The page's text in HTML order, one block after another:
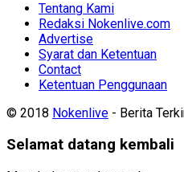
Tentang Kami
Redaksi Nokenlive.com
Advertise
Syarat dan Ketentuan
Contact
Ketentuan Penggunaan
© 2018 Nokenlive - Berita
Selamat datang kembali